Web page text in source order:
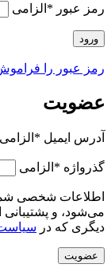
رمز عبور * الزامی
ورود
رمز عبور را
عضویت
آدرس ایمیل * الزامی
گذرواژه * الزامی
اطلاعات شخصی
می‌شود، و پشتیبانی
دیگری که در
عضویت